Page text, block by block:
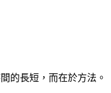
的長短，而在於方法。